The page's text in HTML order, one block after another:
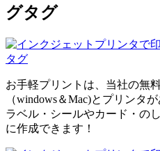
グタグ
お手軽プリントは、当社の無
（windows＆Mac)とプリンタが
ラベル・シールやカード・の
に作成できます！